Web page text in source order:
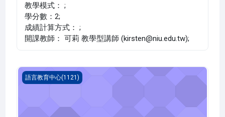
教學模式： ;
學分數：2;
成績計算方式： ;
開課教師： 可莉 教學型講師 (kirsten@niu.edu.tw);
英語聽講(1121_G5LC000051A)
語言教育中心(1121)